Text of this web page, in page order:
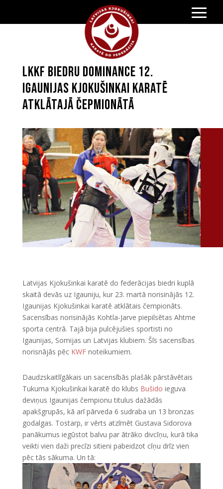
LKKF biedru dominance 12.
Igaunijas Kjokušinkai karatē
atklātajā čepmionātā
Latvijas Kjokušinkai karatē do federācijas biedri kuplā
skaitā devās uz Igauniju, kur 23. martā norisinājās 12.
Igaunijas Kjokušinkai karatē atklātais čempionāts.
Sacensības norisinājās Kohtla-Jarve piepilsētas Ahtme
sporta centrā. Tajā bija pulcējušies sportisti no
Igaunijas, Somijas un Latvijas klubiem. Šīs sacensības
norisnājās pēc KWFnoteikumiem.
Daudzskaitlīgākais un sacensībās plašāk pārstāvētais
Tukuma Kjokušinkai karatē do klubs Bušido ieguva
deviņus Igaunijas čempionu titulus dažādās
apakšgrupās, kā arī pārveda 6 sudraba un 13 bronzas
godalgas. Tostarp, ir vērts atzīmēt Gustava Sidorova
panākumus iegūstot balvu par ātrāko divcīņu, kurā tika
veikti vien daži precīzi sitieni pabeidzot cīņu drīz vien
pēc tās sākuma. Un tā: